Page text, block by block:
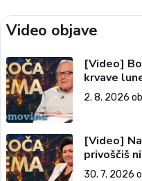
Video objave
[Video]
krvave
vesolju
2. 8. 2026
[Video]
privoščiš
2026)
30. 7. 2026